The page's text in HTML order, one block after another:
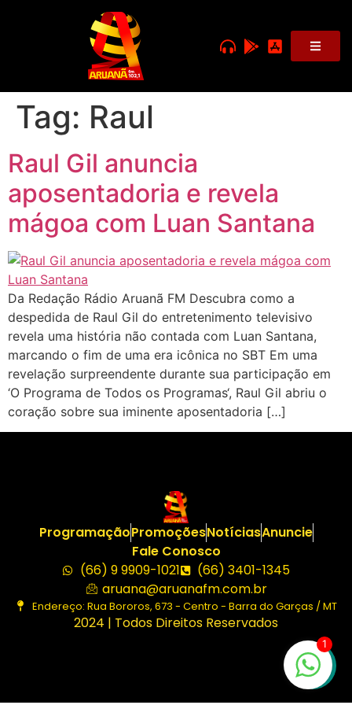
Tag: Raul
Raul Gil anuncia
aposentadoria e revela
mágoa com Luan Santana
Da Redação Rádio Aruanã FM Descubra como a
despedida de Raul Gil do entretenimento televisivo
revela uma história não contada com Luan Santana,
marcando o fim de uma era icônica no SBT Em uma
revelação surpreendente durante sua participação em
‘O Programa de Todos os Programas‘, Raul Gil abriu o
coração sobre sua iminente aposentadoria […]
ProgramaçãoPromoçõesNotíciasAnuncie
Fale Conosco
(66) 9 9909-1021
(66) 3401-1345
aruana@aruanafm.com.br
Endereço: Rua Bororos, 673 - Centro - Barra do Garças / MT
2024 | Todos Direitos Reservados
1